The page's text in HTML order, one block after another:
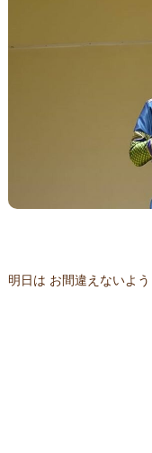
明日は お間違えないよ